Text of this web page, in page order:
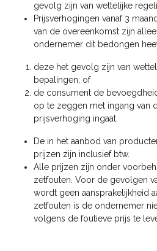
gevolg zijn van wettelijke
Prijsverhogingen vanaf 3
van de overeenkomst zijn
ondernemer dit bedongen
deze het gevolg zijn van
bepalingen; of
de consument de
op te zeggen met ingang van
prijsverhoging ingaat.
De in het aanbod van
prijzen zijn inclusief btw.
Alle prijzen zijn onder
zetfouten. Voor de gevolgen
wordt geen aansprakelijkheid
zetfouten is de ondernemer
volgens de foutieve prijs te